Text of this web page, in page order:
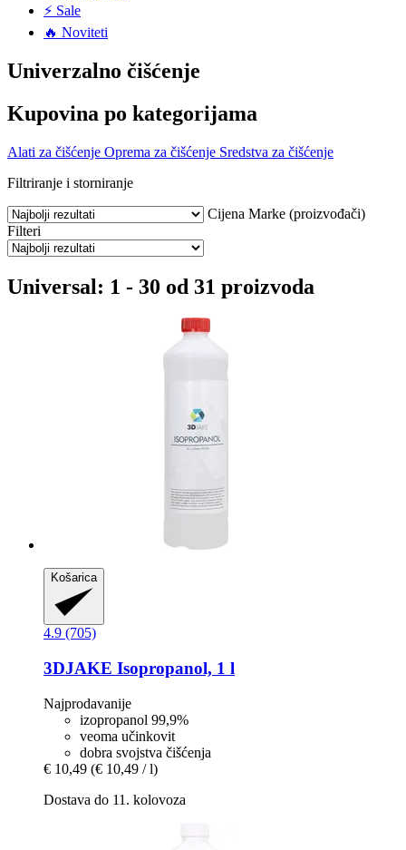
⚡ Sale
🔥 Noviteti
Univerzalno čišćenje
Kupovina po kategorijama
Alati za čišćenje Oprema za čišćenje Sredstva za čišćenje
Filtriranje i storniranje
Cijena Marke (proizvođači)
Filteri
Universal: 1 - 30 od 31 proizvoda
Košarica
4.9 (705)
3DJAKE Isopropanol, 1 l
Najprodavanije
izopropanol 99,9%
veoma učinkovit
dobra svojstva čišćenja
€ 10,49 (€ 10,49 / l)
Dostava do 11. kolovoza